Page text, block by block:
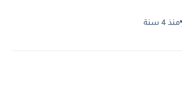
منذ 4 سنة